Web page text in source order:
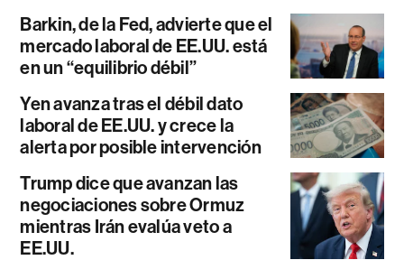
Barkin, de la Fed, advierte que el
mercado laboral de EE.UU. está
en un “equilibrio débil”
Yen avanza tras el débil dato
laboral de EE.UU. y crece la
alerta por posible intervención
Trump dice que avanzan las
negociaciones sobre Ormuz
mientras Irán evalúa veto a
EE.UU.